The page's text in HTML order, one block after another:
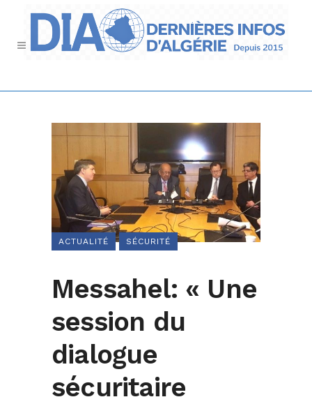
ACTUALITÉ SÉCURITÉ
Messahel: « Une
session du
dialogue
sécuritaire